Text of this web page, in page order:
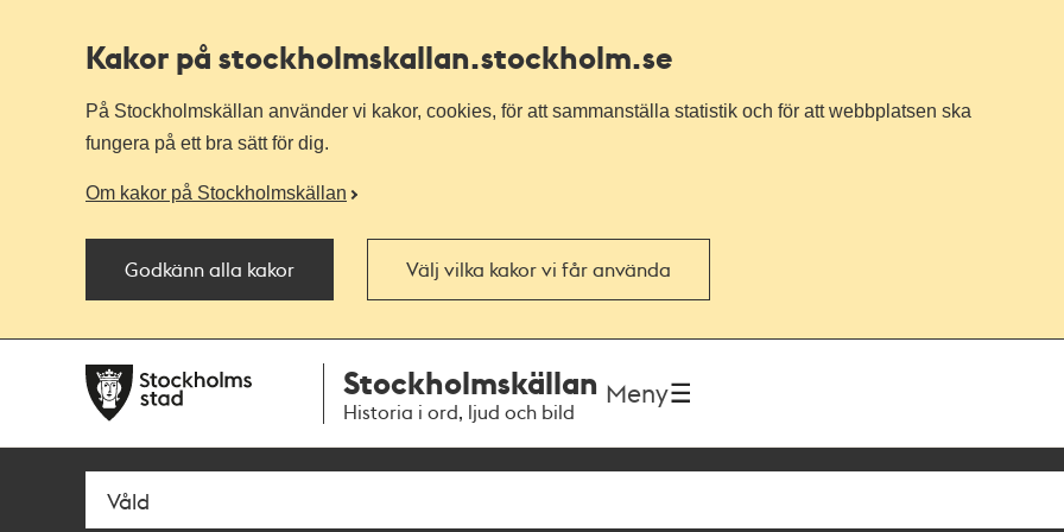
Kakor på stockholmskallan.stockholm.se
På Stockholmskällan använder vi kakor, cookies, för att sammanställa statistik och för att webbplatsen ska
fungera på ett bra sätt för dig.
Om kakor på Stockholmskällan
Godkänn alla kakor Välj vilka kakor vi får använda
navigationen
huvudinnehållet
Stockholmskällan
Historia i ord, ljud och bild
Meny
SökFritextsök